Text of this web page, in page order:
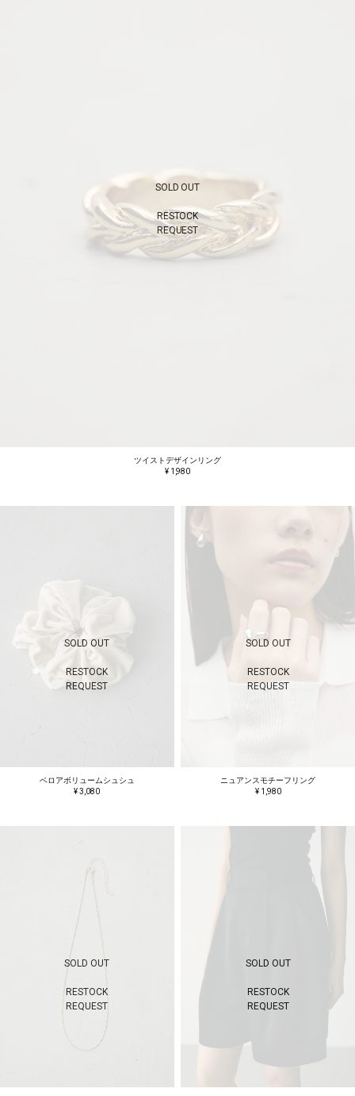
SOLD OUT
RESTOCK
REQUEST
ツイストデザインリング
¥ 1,980
SOLD OUT
RESTOCK
REQUEST
ベロアボリュームシュシュ
¥ 3,080
SOLD OUT
RESTOCK
REQUEST
ニュアンスモチーフリング
¥ 1,980
SOLD OUT
RESTOCK
REQUEST
SOLD OUT
RESTOCK
REQUEST